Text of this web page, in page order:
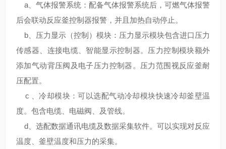
a、气体报警系统：配备气体报警系统后，可燃气体报警
后会联动反应釜控制器报警，并且加热自动停止。
b、压力显示（控制）模块：压力显示模块包含进口压力
传感器、连接电缆、智能显示控制器。压力控制模块额外
添加气动背压阀及电子压力控制器。压力范围视反应釜耐
压配置。
c 、冷却模块：可以选配气动冷却模块快速冷却釜壁温
度。包含电缆、电磁阀、及管线。
d、选配数据通讯电缆及数据采集软件。可以实现对反应
温度、釜壁温度和压力的采集。